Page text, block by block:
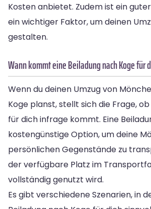
Kosten anbietet. Zudem ist ein
ein wichtiger Faktor, um deinen
gestalten.
Wann kommt eine Beiladung nach Koge für
Wenn du deinen Umzug von
Koge planst, stellt sich die Frage,
für dich infrage kommt. Eine
kostengünstige Option, um deine
persönlichen Gegenstände zu
der verfügbare Platz im
vollständig genutzt wird.
Es gibt verschiedene Szenarien, in